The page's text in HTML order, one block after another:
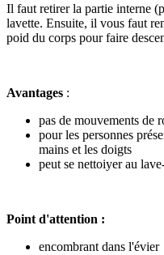
Il faut retirer la partie interne
lavette. Ensuite, il vous faut
poid du corps pour faire
Avantages :
pas de mouvements de
pour les personnes
mains et les doigts
peut se nettoiyer au
Point d'attention :
encombrant dans l'évier